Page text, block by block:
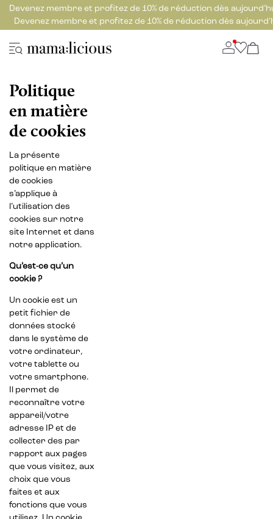
Devenez membre et profitez de 10% de réduction dès
Devenez membre et profitez de 10% de réduction dès
Politique
en matière
de cookies
La présente
politique en matière
de cookies
s’applique à
l’utilisation des
cookies sur notre
site Internet et dans
notre application.
Qu’est-ce qu’un
cookie ?
Un cookie est un
petit fichier de
données stocké
dans le système de
votre ordinateur,
votre tablette ou
votre smartphone.
Il permet de
reconnaître votre
appareil/votre
adresse IP et de
collecter des par
rapport aux pages
que vous visitez, aux
choix que vous
faites et aux
fonctions que vous